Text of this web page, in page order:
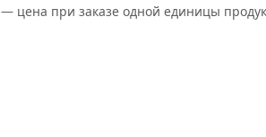
— цена при заказе одной единицы